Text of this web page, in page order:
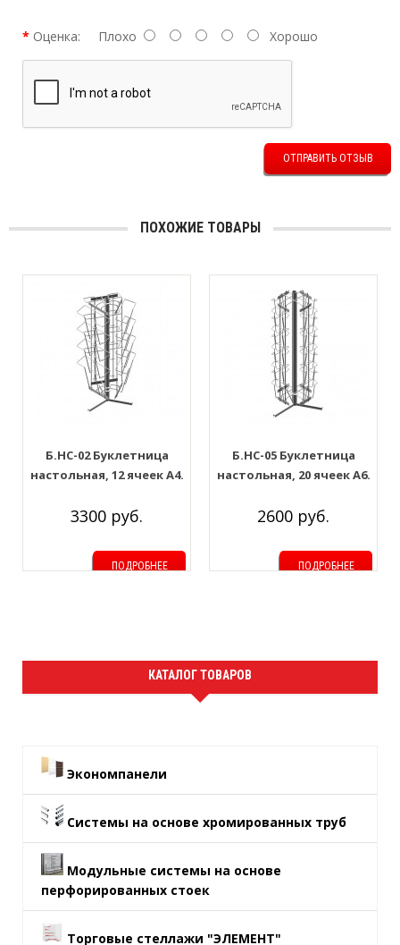
Оценка: Плохо Хорошо
ОТПРАВИТЬ ОТЗЫВ
ПОХОЖИЕ ТОВАРЫ
Б.НС-02 Буклетница
настольная, 12 ячеек А4.
3300 руб.
ПОДРОБНЕЕ
Б.НС-05 Буклетница
настольная, 20 ячеек А6.
2600 руб.
ПОДРОБНЕЕ
КАТАЛОГ ТОВАРОВ
Экономпанели
Системы на основе хромированных труб
Модульные системы на основе
перфорированных стоек
Торговые стеллажи "ЭЛЕМЕНТ"